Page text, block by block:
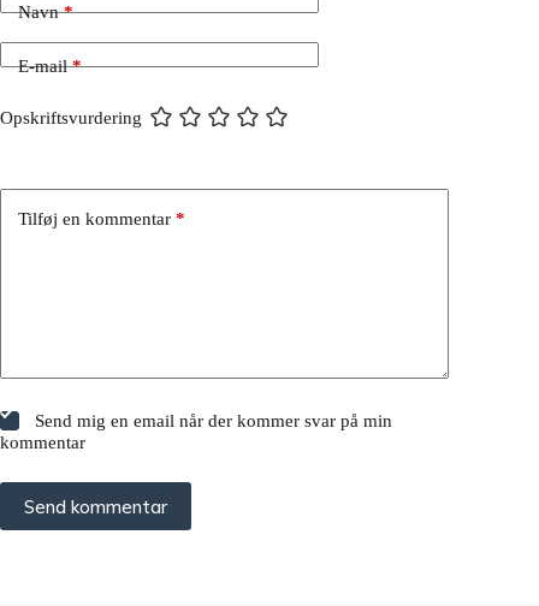
Navn*
E-mail*
Opskriftsvurdering
Tilføj en kommentar *
Send mig en email når der kommer svar på min
kommentar
Send kommentar